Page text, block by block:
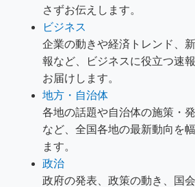
さずお伝えします。
ビジネス
企業の動きや経済トレンド、
報など、ビジネスに役立つ速
お届けします。
地方・自治体
各地の話題や自治体の施策・
など、全国各地の最新動向を
ます。
政治
政府の発表、政策の動き、国